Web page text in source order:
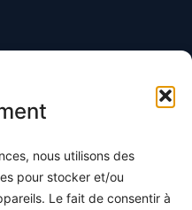
nous utilisons des
pour stocker et/ou
Le fait de consentir à